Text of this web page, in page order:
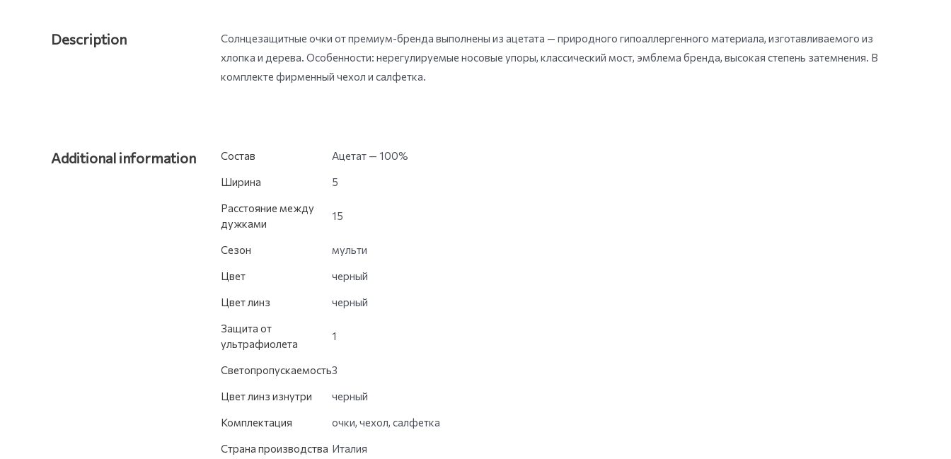
Description
Солнцезащитные очки от премиум-бренда выполнены из ацетата — природного гипоаллергенного материала, изготавливаемого из
хлопка и дерева. Особенности: нерегулируемые носовые упоры, классический мост, эмблема бренда, высокая степень затемнения. В
комплекте фирменный чехол и салфетка.
Additional information Состав Ацетат — 100%
Ширина 5
Расстояние между
дужками
15
Сезон мульти
Цвет черный
Цвет линз черный
Защита от
ультрафиолета
1
Светопропускаемость3
Цвет линз изнутри черный
Комплектация очки, чехол, салфетка
Страна производства Италия